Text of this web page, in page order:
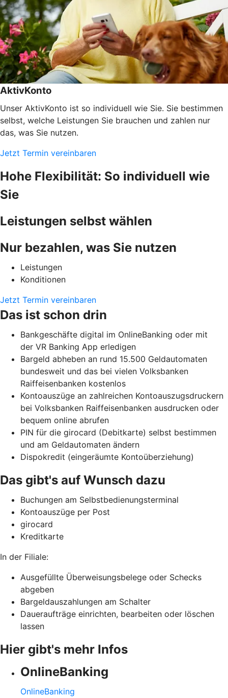
AktivKonto
Unser AktivKonto ist so individuell wie Sie. Sie bestimmen
selbst, welche Leistungen Sie brauchen und zahlen nur
das, was Sie nutzen.
Jetzt Termin vereinbaren
Hohe Flexibilität: So individuell wie
Sie
Leistungen selbst wählen
Nur bezahlen, was Sie nutzen
Leistungen
Konditionen
Jetzt Termin vereinbaren
Das ist schon drin
Bankgeschäfte digital im OnlineBanking oder mit
der VR Banking App erledigen
Bargeld abheben an rund 15.500 Geldautomaten
bundesweit und das bei vielen Volksbanken
Raiffeisenbanken kostenlos
Kontoauszüge an zahlreichen Kontoauszugsdruckern
bei Volksbanken Raiffeisenbanken ausdrucken oder
bequem online abrufen
PIN für die girocard (Debitkarte) selbst bestimmen
und am Geldautomaten ändern
Dispokredit (eingeräumte Kontoüberziehung)
Das gibt's auf Wunsch dazu
Buchungen am Selbstbedienungsterminal
Kontoauszüge per Post
girocard
Kreditkarte
In der Filiale:
Ausgefüllte Überweisungsbelege oder Schecks
abgeben
Bargeldauszahlungen am Schalter
Daueraufträge einrichten, bearbeiten oder löschen
lassen
Hier gibt's mehr Infos
OnlineBanking
OnlineBanking